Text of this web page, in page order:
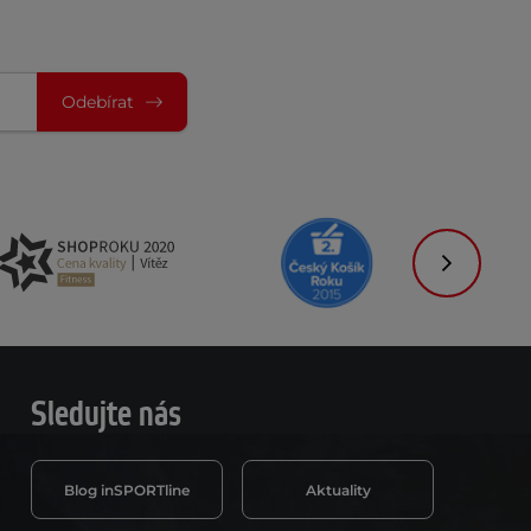
Odebírat
Sledujte nás
Blog inSPORTline Aktuality